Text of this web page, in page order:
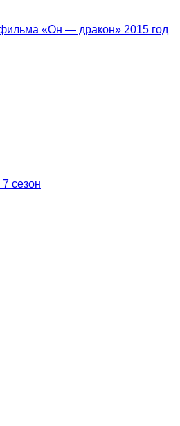
«Он — дракон» 2015 год
сезон